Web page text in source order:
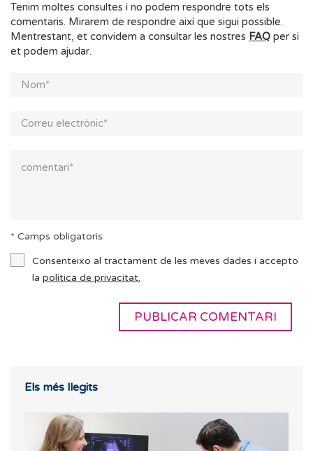
Tenim moltes consultes i no podem respondre tots els
comentaris. Mirarem de respondre així que sigui possible.
Mentrestant, et convidem a consultar les nostres FAQ per si
et podem ajudar.
* Camps obligatoris
Consenteixo al tractament de les meves dades i accepto
la política de privacitat.
Els més llegits